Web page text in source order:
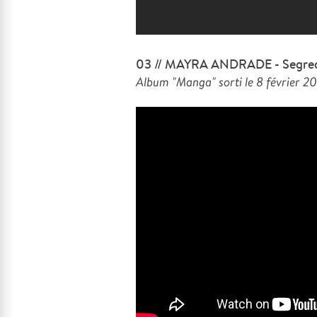
03 // MAYRA ANDRADE -
Album "Manga" sorti le 8 février